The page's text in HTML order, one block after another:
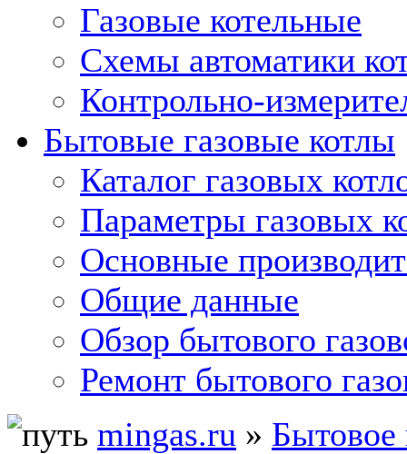
Газовые котельные
Схемы автоматики
Контрольно-
Бытовые газовые котлы
Каталог газовых
Параметры газовых
Основные
Общие данные
Обзор бытового
Ремонт бытового
mingas.ru » Бытовое